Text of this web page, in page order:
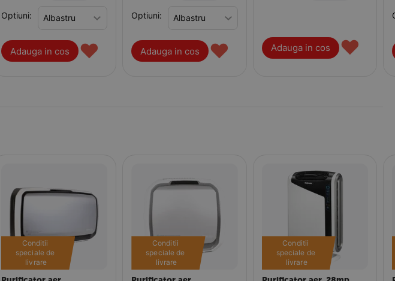
Optiuni:
Adauga in cos ♥
Optiuni:
Adauga in cos ♥ Adauga in cos ♥
Conditii
speciale de
livrare
Conditii
speciale de
livrare
Conditii
speciale de
livrare